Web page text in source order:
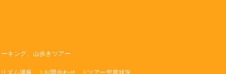
ーキング、山歩きツアー
ズム講座 お問合わせ ツアー空席状況